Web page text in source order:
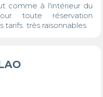
comme à l'intérieur du
toute réservation
très raisonnables